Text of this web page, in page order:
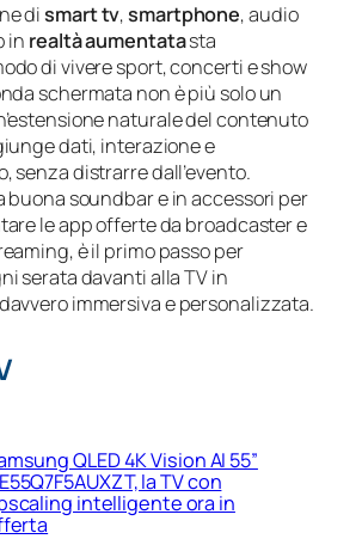
dismart tv,smartphone, audio
in realtà aumentatasta
di vivere sport, concerti e show
schermata non è più solo un
naturale del contenuto
dati, interazione e
senza distrarre dall’evento.
buona soundbar e in accessori per
le app offerte da broadcaster e
è il primo passo per
serata davanti alla TV in
immersiva e personalizzata.
QLED 4K Vision AI 55”
la TV con
intelligente ora in